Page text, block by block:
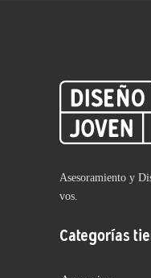
Asesoramiento y
vos.
Categorías